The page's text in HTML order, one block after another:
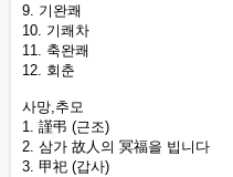
9. 기완쾌
10. 기쾌차
11. 축완쾌
12. 회춘
사망,추모
1. 謹弔 (근조)
2. 삼가 故人의 冥福을 빕니다
3. 甲祀 (갑사)